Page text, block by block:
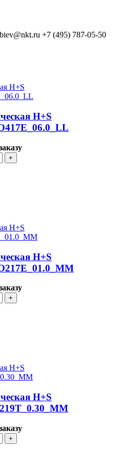
+7 (495) 787-05-50
H+S
+
H+S
+
H+S
+